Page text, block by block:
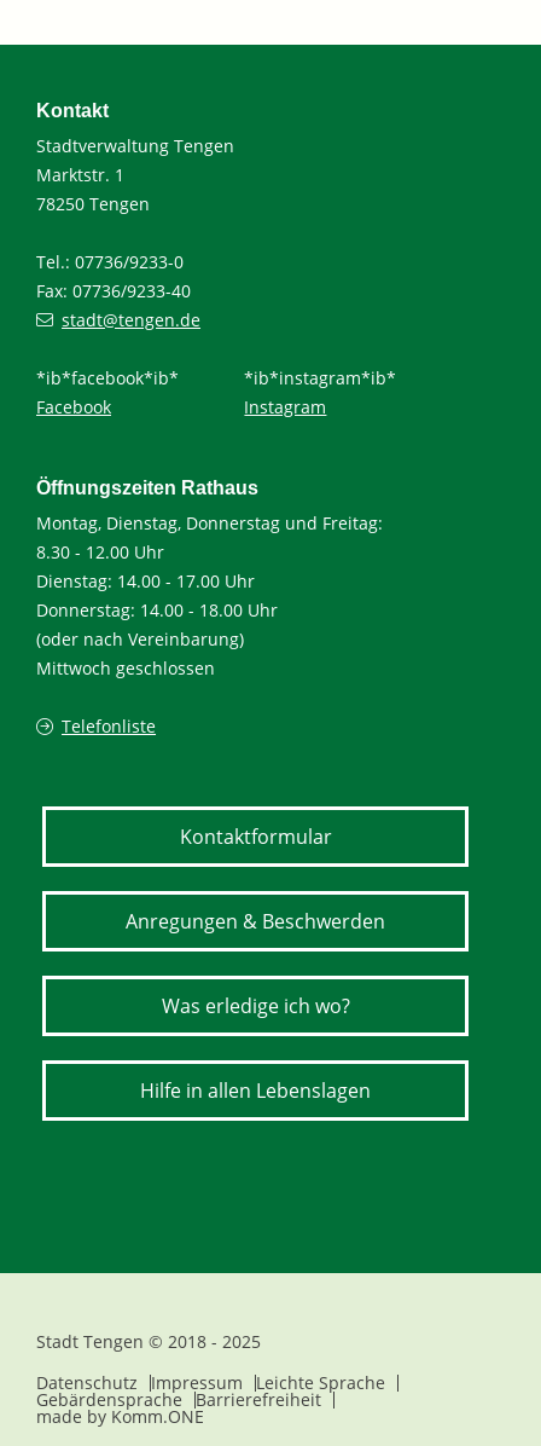
Kontakt
Stadtverwaltung Tengen
Marktstr. 1
78250 Tengen
Tel.: 07736/9233-0
Fax: 07736/9233-40
stadt@tengen.de
*ib*facebook*ib*
Facebook
*ib*instagram*ib*
Instagram
Öffnungszeiten Rathaus
Montag, Dienstag, Donnerstag und Freitag:
8.30 - 12.00 Uhr
Dienstag: 14.00 - 17.00 Uhr
Donnerstag: 14.00 - 18.00 Uhr
(oder nach Vereinbarung)
Mittwoch geschlossen
Telefonliste
Kontaktformular
Anregungen & Beschwerden
Was erledige ich wo?
Hilfe in allen Lebenslagen
Stadt Tengen © 2018 - 2025
Datenschutz
Impressum Leichte Sprache
Gebärdensprache Barrierefreiheit
made by Komm.ONE